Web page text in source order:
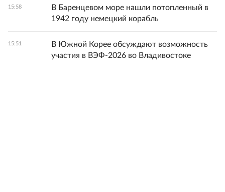
15:58
В Баренцевом море нашли потопленный в
1942 году немецкий корабль
15:51
В Южной Корее обсуждают возможность
участия в ВЭФ-2026 во Владивостоке